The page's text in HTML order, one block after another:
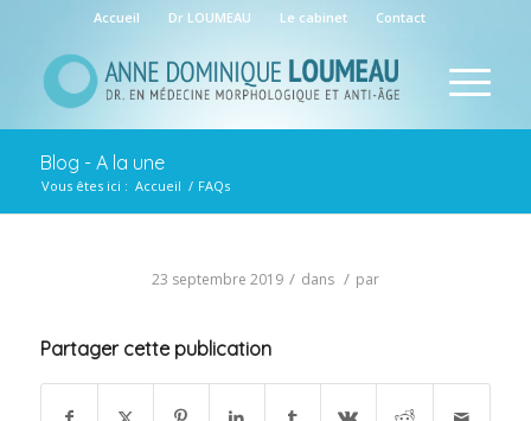
Accueil Dr LOUMEAU Le cabinet Contact
Blog - A la une
Vous êtes ici : Accueil / FAQs
23 septembre 2019 / dans / par
Partager cette publication